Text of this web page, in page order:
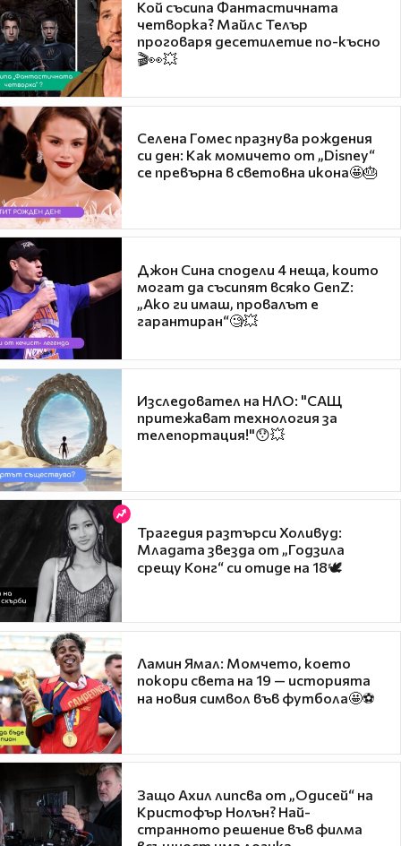
Кой съсипа Фантастичната
четворка? Майлс Телър
проговаря десетилетие по-късно
🎬👀💥
Селена Гомес празнува рождения
си ден: Как момичето от „Disney“
се превърна в световна икона🤩🎂
Джон Сина сподели 4 неща, които
могат да съсипят всяко GenZ:
„Ако ги имаш, провалът е
гарантиран“🧐💥
Изследовател на НЛО: "САЩ
притежават технология за
телепортация!"😯💥
Трагедия разтърси Холивуд:
Младата звезда от „Годзила
срещу Конг“ си отиде на 18🕊️
Ламин Ямал: Момчето, което
покори света на 19 — историята
на новия символ във футбола🤩⚽
Защо Ахил липсва от „Одисей“ на
Кристофър Нолън? Най-
странното решение във филма